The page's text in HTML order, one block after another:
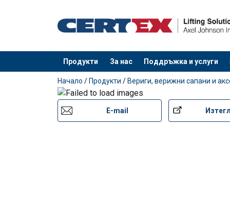
Продукти За нас Поддръжка и услуги
е добавен към вашето запитване
Начало / Продукти / Вериги, верижни сапани и
E-mail